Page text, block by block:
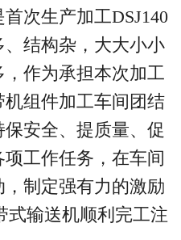
次生产加工DSJ140
结构杂，大大小小
作为承担本次加工
组件加工车间团结
安全、提质量、促
工作任务，在车间
制定强有力的激励
式输送机顺利完工注